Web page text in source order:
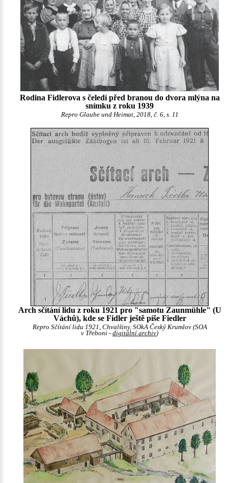
Rodina Fidlerova s čeledí před branou do dvora mlýna na
snímku z roku 1939
Repro Glaube und Heimat, 2018, č. 6, s. 11
Arch sčítání lidu z roku 1921 pro "samotu Zaunmühle" (U
Váchů), kde se Fidler ještě píše Fiedler
Repro Sčítání lidu 1921, Chvalšiny, SOkA Český Krumlov (SOA
v Třeboni - digitální archiv)